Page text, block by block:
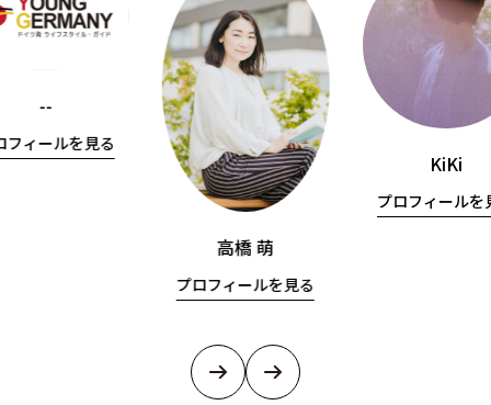
--
フィールを見る
高橋 萌
プロフィールを見る
KiKi
プロフィールを